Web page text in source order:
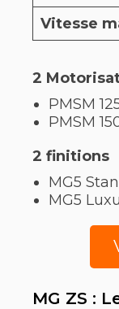
Vitesse
2
PMSM
PMSM
2 finitions
MG5
MG5
MG ZS :